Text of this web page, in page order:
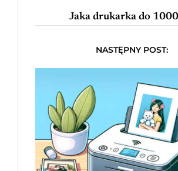
Jaka drukarka do 1000
NASTĘPNY POST: